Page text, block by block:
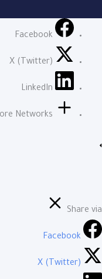
Facebook
X (Twitter)
LinkedIn
Networks
Share via
Facebook
X (Twitter)